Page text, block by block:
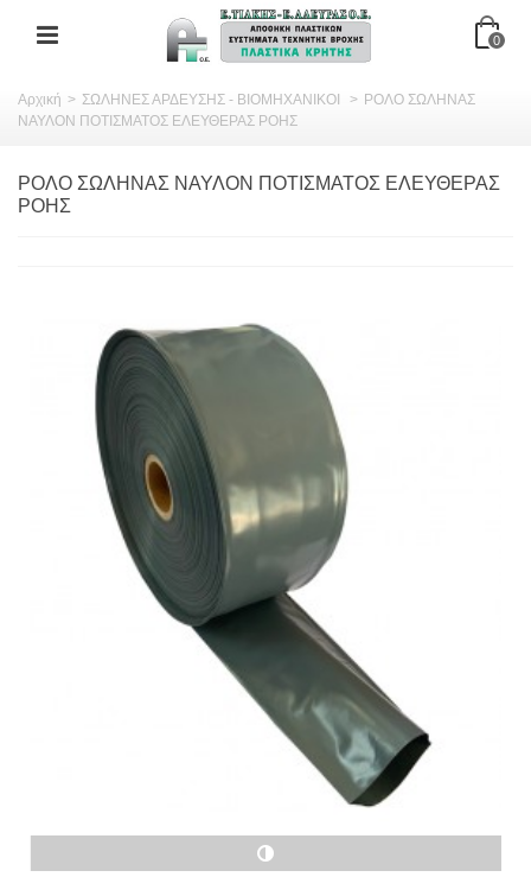
0
Αρχική > ΣΩΛΗΝΕΣ ΑΡΔΕΥΣΗΣ - ΒΙΟΜΗΧΑΝΙΚΟΙ > ΡΟΛΟ ΣΩΛΗΝΑΣ
ΝΑΥΛΟΝ ΠΟΤΙΣΜΑΤΟΣ ΕΛΕΥΘΕΡΑΣ ΡΟΗΣ
ΡΟΛΟ ΣΩΛΗΝΑΣ ΝΑΥΛΟΝ ΠΟΤΙΣΜΑΤΟΣ ΕΛΕΥΘΕΡΑΣ
ΡΟΗΣ